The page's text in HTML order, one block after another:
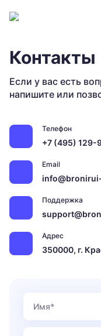
Контакты
Если у вас есть
напишите или
Телефон
+7 (495) 129-
Email
Поддержка
Адрес
350000, г.